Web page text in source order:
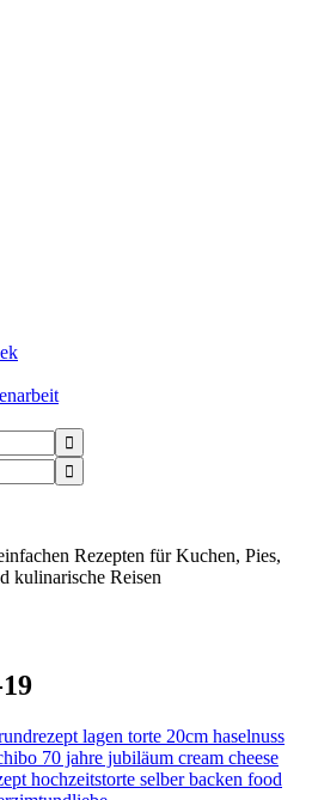
Rezepten für Kuchen, Pies,
kulinarische Reisen